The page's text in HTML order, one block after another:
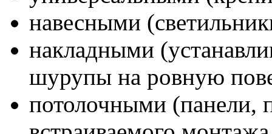
навесными
накладными
шурупы на ровную
потолочными (панели,